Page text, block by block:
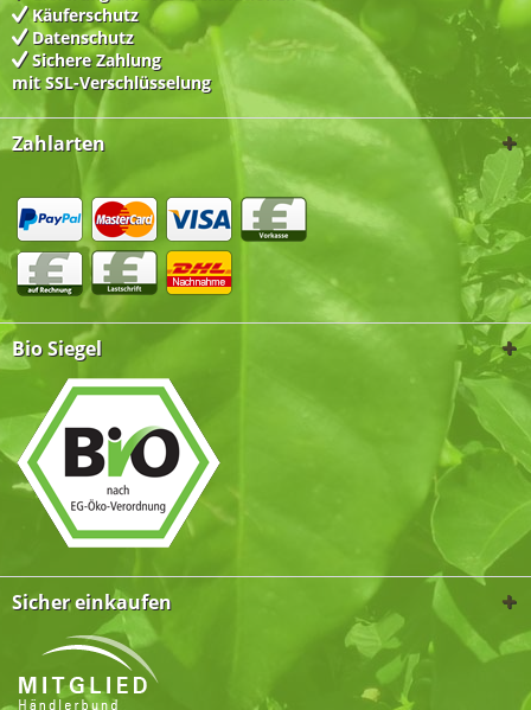
Käuferschutz
Datenschutz
Sichere Zahlung
mit SSL-Verschlüsselung
Zahlarten
Bio Siegel
Sicher einkaufen